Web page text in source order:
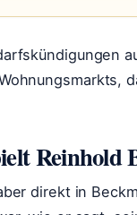
Reinhold
direkt in